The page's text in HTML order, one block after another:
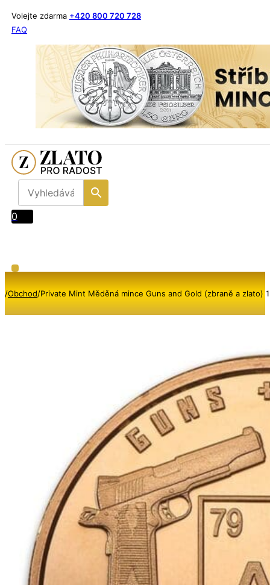
Volejte zdarma +420 800 720 728
FAQ
0
/Obchod/Private Mint Měděná mince Guns and Gold (zbraně a zlato)